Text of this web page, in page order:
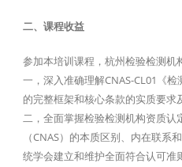
二、课程收益
参加本培训课程，杭州检验检测机
一，深入准确理解CNAS-CL01《检
的完整框架和核心条款的实质要
二，全面掌握检验检测机构资质认
（CNAS）的本质区别、内在联系
统学会建立和维护全面符合认可准